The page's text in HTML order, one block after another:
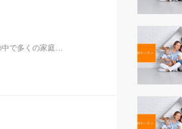
中で多くの家庭…